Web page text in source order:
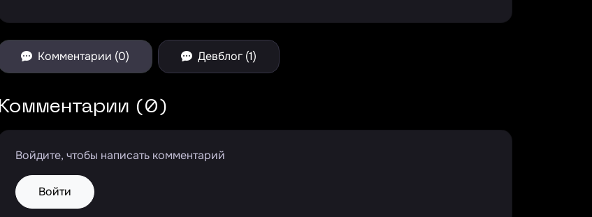
Комментарии (0) Девблог (1)
Комментарии (0)
Войдите, чтобы написать комментарий
Войти